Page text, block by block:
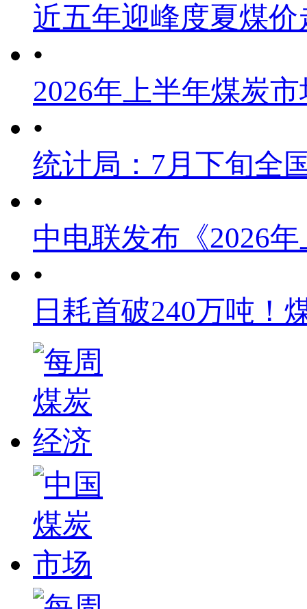
近五年迎峰度夏煤价
•
2026年上半年煤炭
•
统计局：7月下旬全
•
中电联发布《2026
•
日耗首破240万吨！